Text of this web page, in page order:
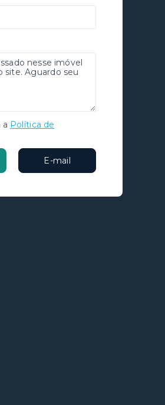
a Política de
E-mail